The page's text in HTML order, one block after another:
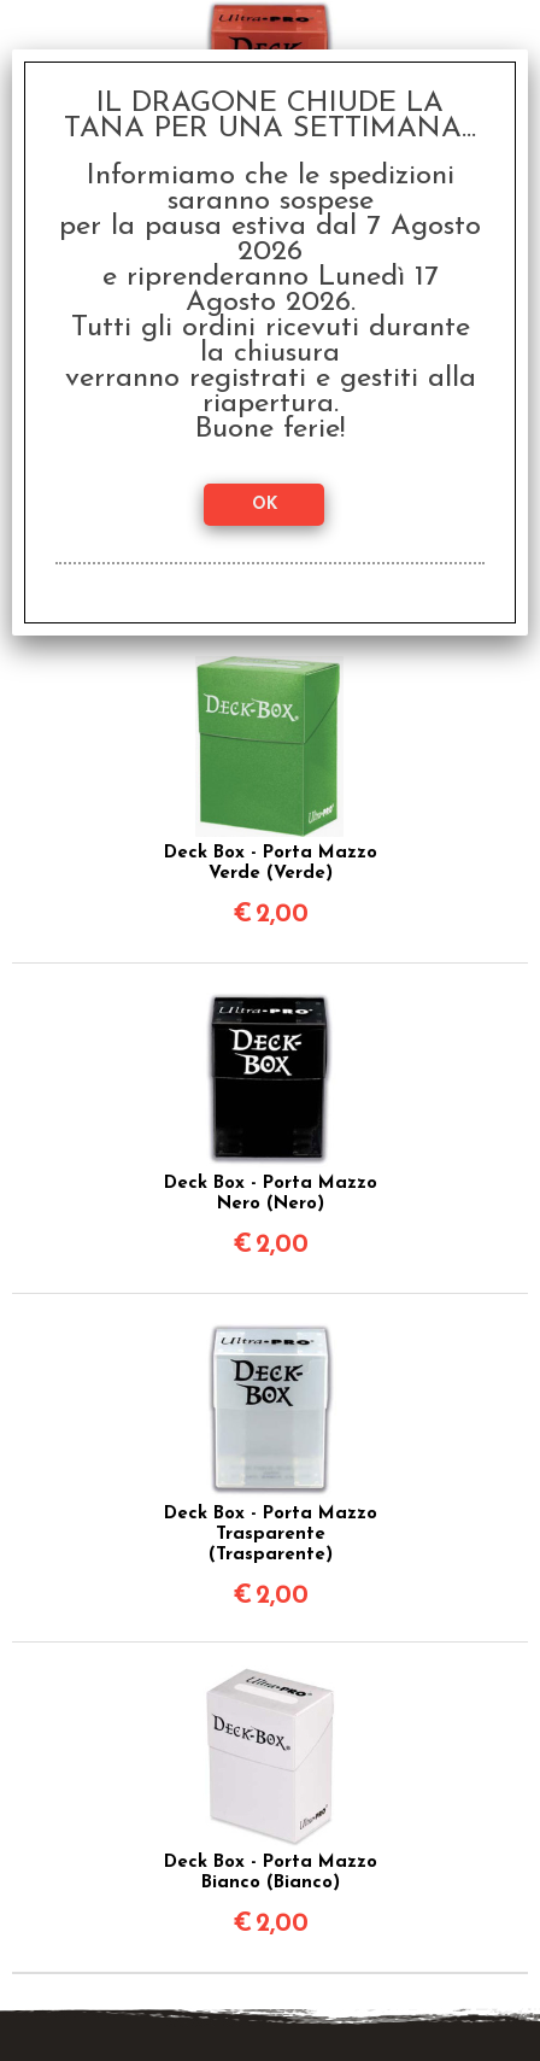
Deck Box - Porta Mazzo
Rosso (Rosso)
€2,00
Deck Box - Porta Mazzo
Viola (Viola Scuro)
Deck Box - Porta Mazzo
Verde (Verde)
€ 2,00
Deck Box - Porta Mazzo
Nero (Nero)
€ 2,00
Deck Box - Porta Mazzo
Trasparente
(Trasparente)
€ 2,00
Deck Box - Porta Mazzo
Bianco (Bianco)
€ 2,00
IL DRAGONE CHIUDE LA
TANA PER UNA SETTIMANA...
Informiamo che le spedizioni
saranno sospese
per la pausa estiva dal 7 Agosto
2026
e riprenderanno Lunedì 17
Agosto 2026.
Tutti gli ordini ricevuti durante
la chiusura
verranno registrati e gestiti alla
riapertura.
Buone ferie!